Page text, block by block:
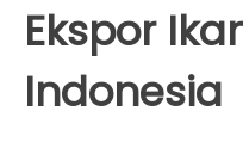
Ekspor
Indonesia